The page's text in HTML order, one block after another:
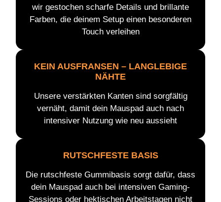
wir gestochen scharfe Details und brillante
Farben, die deinem Setup einen besonderen
Touch verleihen
KEIN AUSFRANSEN – LANGLEBIGE
NÄHTE
Unsere verstärkten Kanten sind sorgfältig
vernäht, damit dein Mauspad auch nach
intensiver Nutzung wie neu aussieht
RUTSCHFESTE BASIS
Die rutschfeste Gummibasis sorgt dafür, dass
dein Mauspad auch bei intensiven Gaming-
Sessions oder hektischen Arbeitstagen nicht